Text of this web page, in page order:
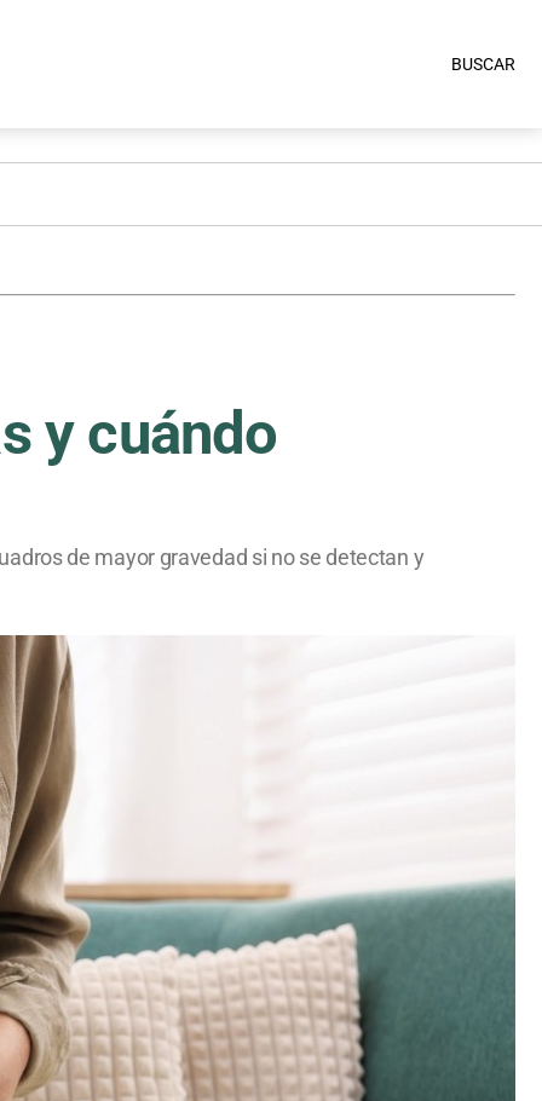
BUSCAR
y cuándo
de mayor gravedad si no se detectan y